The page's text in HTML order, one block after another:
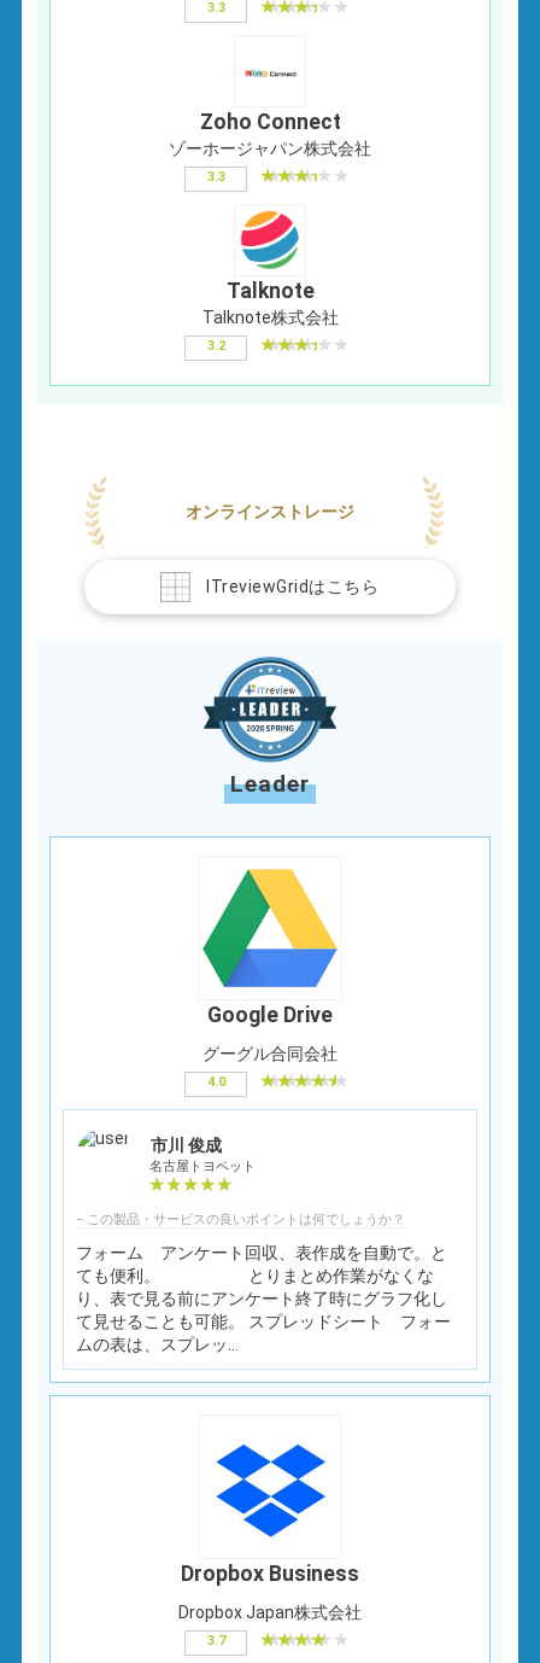
3.3
Zoho Connect
ゾーホージャパン株式会社
3.3
Talknote
Talknote株式会社
3.2
オンラインストレージ
ITreviewGridはこちら
Leader
Google Drive
グーグル合同会社
4.0
市川 俊成
名古屋トヨペット
− この製品・サービスの良いポイントは何でしょうか？
フォーム アンケート回収、表作成を自動で。と
ても便利。 とりまとめ作業がなくな
り、表で見る前にアンケート終了時にグラフ化し
て見せることも可能。 スプレッドシート フォー
ムの表は、スプレッ...
Dropbox Business
Dropbox Japan株式会社
3.7